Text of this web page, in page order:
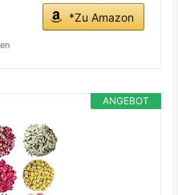
*Zu Amazon
ANGEBOT